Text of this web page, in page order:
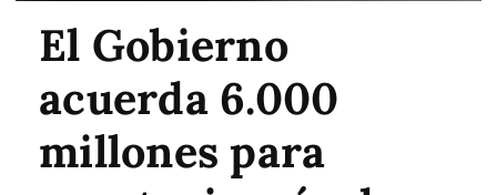
El Gobierno
acuerda 6.000
millones para